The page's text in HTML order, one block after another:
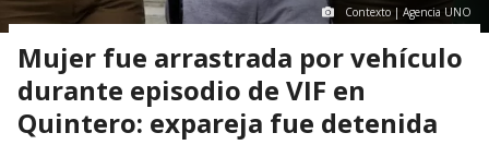
Contexto | Agencia UNO
Mujer fue arrastrada por vehículo
durante episodio de VIF en
Quintero: expareja fue detenida